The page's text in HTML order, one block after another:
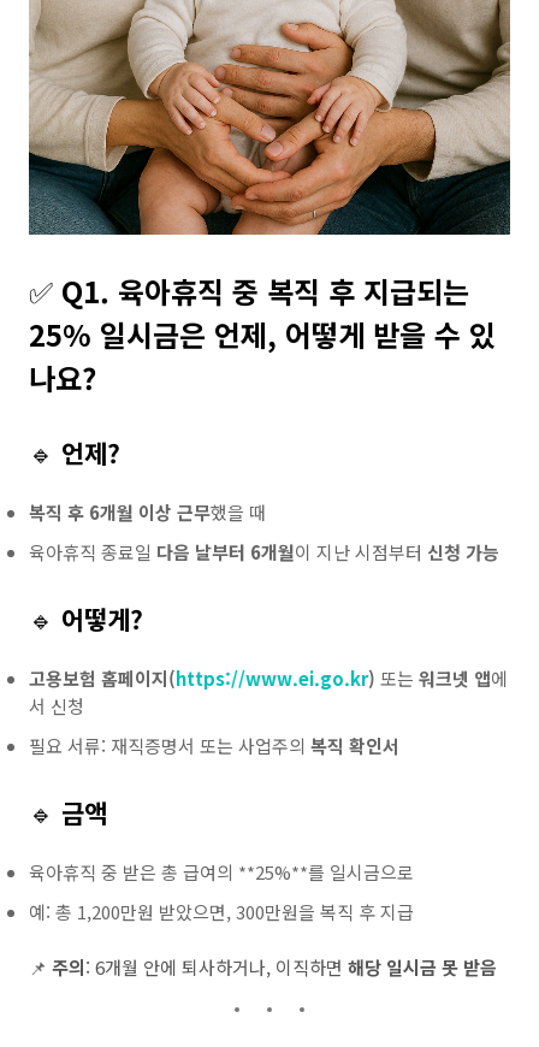
✅ Q1. 육아휴직 중 복직 후 지급되는
25% 일시금은 언제, 어떻게 받을 수 있
나요?
🔹 언제?
복직 후 6개월 이상 근무했을 때
육아휴직 종료일 다음 날부터 6개월이 지난 시점부터 신청 가능
🔹 어떻게?
고용보험 홈페이지(https://www.ei.go.kr) 또는 워크넷 앱에
서 신청
필요 서류: 재직증명서 또는 사업주의 복직 확인서
🔹 금액
육아휴직 중 받은 총 급여의 **25%**를 일시금으로
예: 총 1,200만원 받았으면, 300만원을 복직 후 지급
📌 주의: 6개월 안에 퇴사하거나, 이직하면 해당 일시금 못 받음